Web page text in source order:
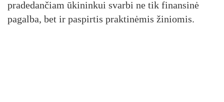
pradedančiam ūkininkui svarbi ne tik finansinė
pagalba, bet ir paspirtis praktinėmis žiniomis.